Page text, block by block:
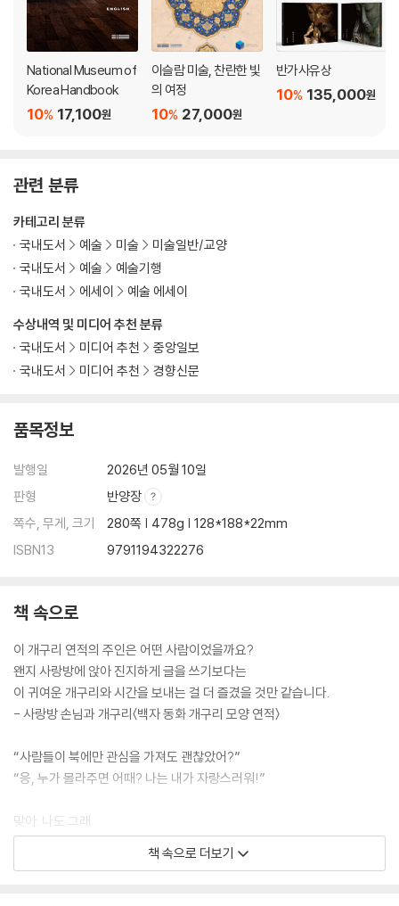
National Museum of
Korea Handbook
17,100원
10%
이슬람 미술, 찬란한 빛
의 여정
27,000원
10%
반가사유상
135,000원
10%
관련 분류
수상내역 및 미디어 추천 분류
국내도서
미디어 추천
중앙일보
국내도서
미디어 추천 경향신문
카테고리 분류
국내도서
예술 미술
미술일반/교양
국내도서
예술
예술기행
국내도서
에세이 예술 에세이
품목정보
발행일
2026년 05월 10일
판형
반양장
쪽수, 무게, 크기
280쪽 | 478g | 128*188*22mm
ISBN13
9791194322276
책 속으로
이 개구리 연적의 주인은 어떤 사람이었을까요?
왠지 사랑방에 앉아 진지하게 글을 쓰기보다는
이 귀여운 개구리와 시간을 보내는 걸 더 즐겼을 것만 같습니다.
- 사랑방 손님과 개구리〈백자 동화 개구리 모양 연적〉
“사람들이 북에만 관심을 가져도 괜찮았어?”
“응, 누가 몰라주면 어때? 나는 내가 자랑스러워!”
맞아. 나도 그래.
너는야 자존감 넘치는 법고대!
북은 울림을 남기고 사라졌지만
책 속으로 더보기